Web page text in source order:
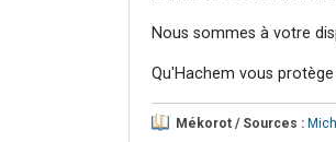
Nous sommes à votre
Qu'Hachem vous
Mékorot / Sources :